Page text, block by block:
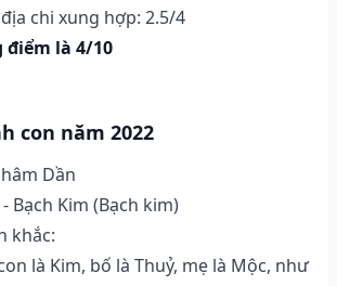
chi xung hợp: 2.5/4
điểm là 4/10
con năm 2022
Dần
Bạch Kim (Bạch kim)
khắc:
là Kim, bố là Thuỷ, mẹ là Mộc, như